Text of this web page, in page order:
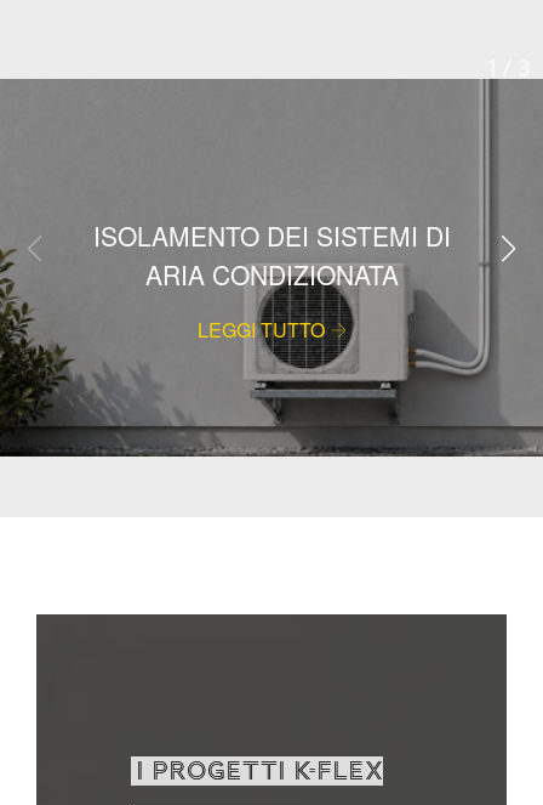
ISOLAMENTO DEI SISTEMI DI
ARIA CONDIZIONATA
LEGGI TUTTO
I PROGETTI K-FLEX